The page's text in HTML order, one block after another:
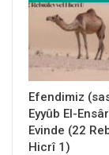
Dipnot:
Efendimiz
Eyyûb El-
Evinde (22
Hicrî 1)